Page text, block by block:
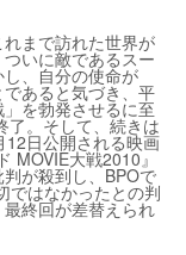
まで訪れた世界が
いに敵であるスー
、自分の使命が
であると気づき、平
を勃発させるに至
了。そして、続きは
日公開される映画
MOVIE大戦2010』
が殺到し、BPOで
ではなかったとの判
終回が差替えられ